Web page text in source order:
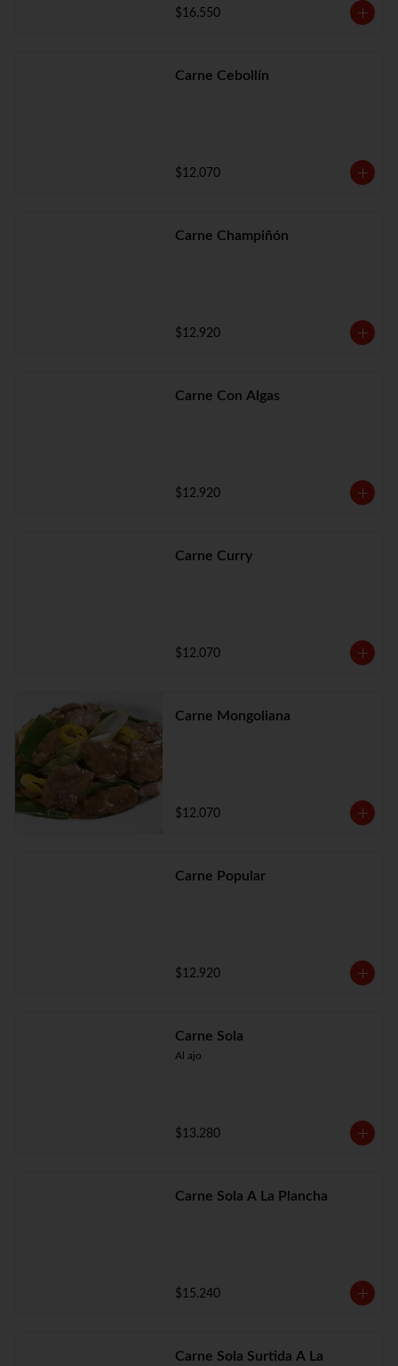
$16.550
Carne Cebollín
$12.070
Carne Champiñón
$12.920
Carne Con Algas
$12.920
Carne Curry
$12.070
Carne Mongoliana
$12.070
Carne Popular
$12.920
Carne Sola
Al ajo
$13.280
Carne Sola A La Plancha
$15.240
Carne Sola Surtida A La